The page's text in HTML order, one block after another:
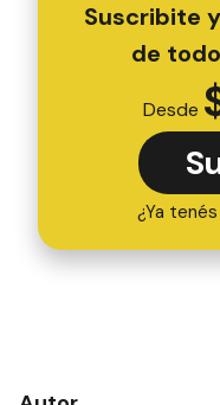
Suscribite
de
Desde
¿Ya